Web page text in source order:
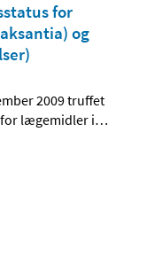
for
og
2009 truffet
lægemidler i…